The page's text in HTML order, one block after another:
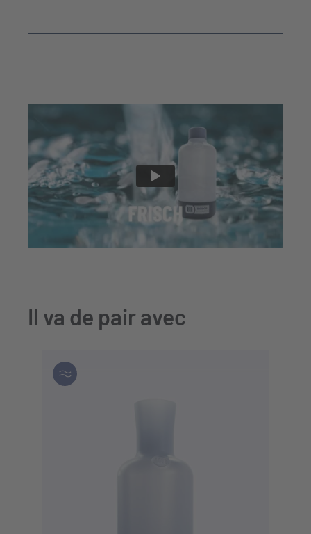
Il va de pair avec